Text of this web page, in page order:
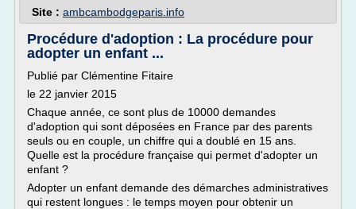
Site : ambcambodgeparis.info
Procédure d'adoption : La procédure pour
adopter un enfant ...
Publié par Clémentine Fitaire
le 22 janvier 2015
Chaque année, ce sont plus de 10000 demandes
d'adoption qui sont déposées en France par des parents
seuls ou en couple, un chiffre qui a doublé en 15 ans.
Quelle est la procédure française qui permet d'adopter un
enfant ?
Adopter un enfant demande des démarches administratives
qui restent longues : le temps moyen pour obtenir un